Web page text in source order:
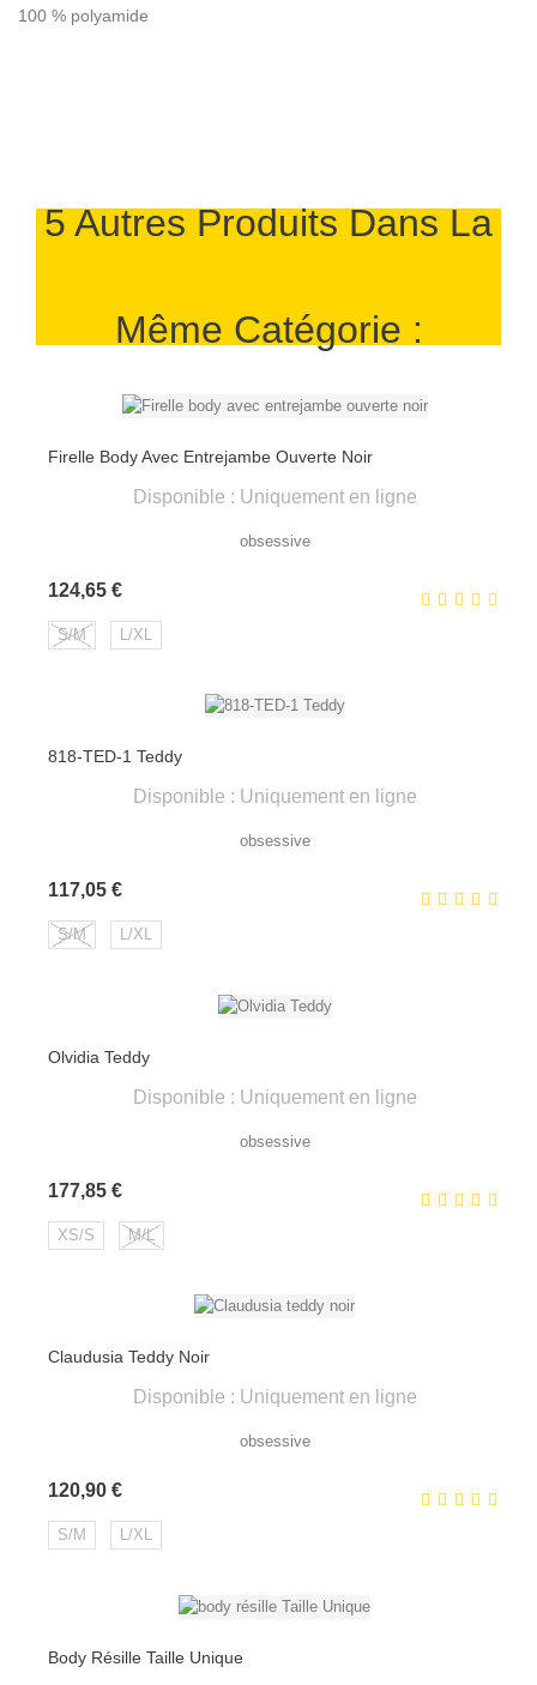
100 % polyamide
5 Autres Produits Dans La
Même Catégorie :
Firelle Body Avec Entrejambe Ouverte Noir
Disponible : Uniquement en ligne
obsessive
124,65 €Prix
S/M L/XL
818-TED-1 Teddy
Disponible : Uniquement en ligne
obsessive
117,05 €Prix
S/M L/XL
Olvidia Teddy
Disponible : Uniquement en ligne
obsessive
177,85 €Prix
XS/S M/L
Claudusia Teddy Noir
Disponible : Uniquement en ligne
obsessive
120,90 €Prix
S/M L/XL
Body Résille Taille Unique